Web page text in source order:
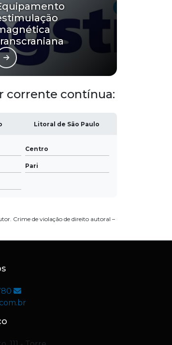
corrente contínua:
Litoral de São Paulo
Centro
Pari
Crime de violação de direito autoral –